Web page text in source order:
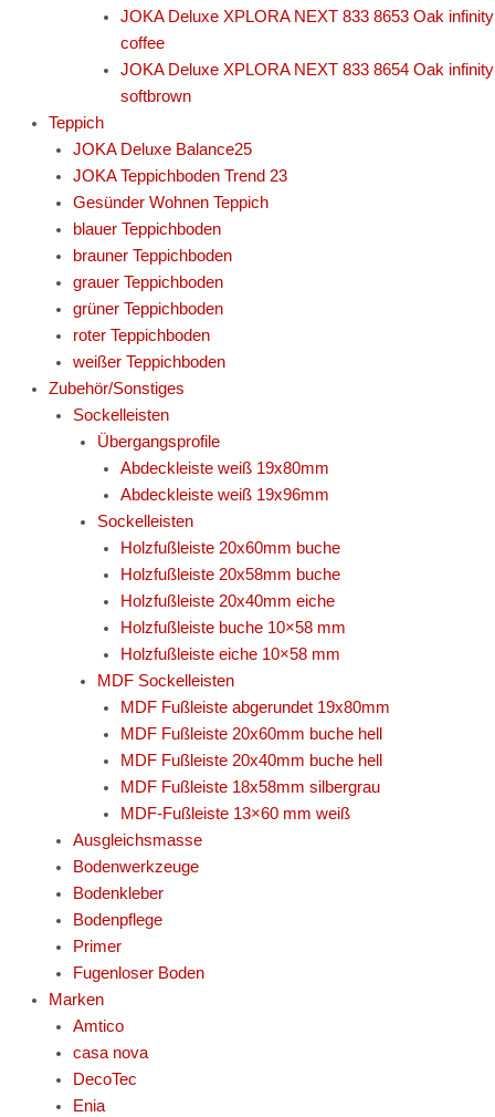
JOKA Deluxe XPLORA NEXT 833 8653 Oak infinity
coffee
JOKA Deluxe XPLORA NEXT 833 8654 Oak infinity
softbrown
Teppich
JOKA Deluxe Balance25
JOKA Teppichboden Trend 23
Gesünder Wohnen Teppich
blauer Teppichboden
brauner Teppichboden
grauer Teppichboden
grüner Teppichboden
roter Teppichboden
weißer Teppichboden
Zubehör/Sonstiges
Sockelleisten
Übergangsprofile
Abdeckleiste weiß 19x80mm
Abdeckleiste weiß 19x96mm
Sockelleisten
Holzfußleiste 20x60mm buche
Holzfußleiste 20x58mm buche
Holzfußleiste 20x40mm eiche
Holzfußleiste buche 10×58 mm
Holzfußleiste eiche 10×58 mm
MDF Sockelleisten
MDF Fußleiste abgerundet 19x80mm
MDF Fußleiste 20x60mm buche hell
MDF Fußleiste 20x40mm buche hell
MDF Fußleiste 18x58mm silbergrau
MDF-Fußleiste 13×60 mm weiß
Ausgleichsmasse
Bodenwerkzeuge
Bodenkleber
Bodenpflege
Primer
Fugenloser Boden
Marken
Amtico
casa nova
DecoTec
Enia